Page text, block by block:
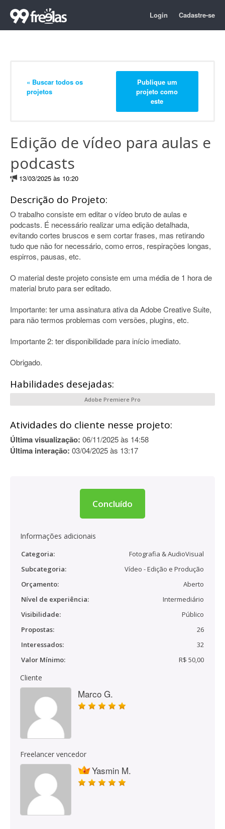
Login Cadastre-se
« Buscar todos os
projetos
Publique um
projeto como
este
Edição de vídeo para aulas e
podcasts
13/03/2025 às 10:20
Descrição do Projeto:
O trabalho consiste em editar o vídeo bruto de aulas e
podcasts. É necessário realizar uma edição detalhada,
evitando cortes bruscos e sem cortar frases, mas retirando
tudo que não for necessário, como erros, respirações longas,
espirros, pausas, etc.
O material deste projeto consiste em uma média de 1 hora de
material bruto para ser editado.
Importante: ter uma assinatura ativa da Adobe Creative Suite,
para não termos problemas com versões, plugins, etc.
Importante 2: ter disponibilidade para início imediato.
Obrigado.
Habilidades desejadas:
Adobe Premiere Pro
Atividades do cliente nesse projeto:
Última visualização: 06/11/2025 às 14:58
Última interação: 03/04/2025 às 13:17
Concluído
Informações adicionais
Categoria:
Fotografia & AudioVisual
Subcategoria:
Vídeo - Edição e Produção
Orçamento:
Aberto
Nível de experiência:
Intermediário
Visibilidade:
Público
Propostas:
26
Interessados:
32
Valor Mínimo:
R$ 50,00
Cliente
Marco G.
Freelancer vencedor
Yasmin M.